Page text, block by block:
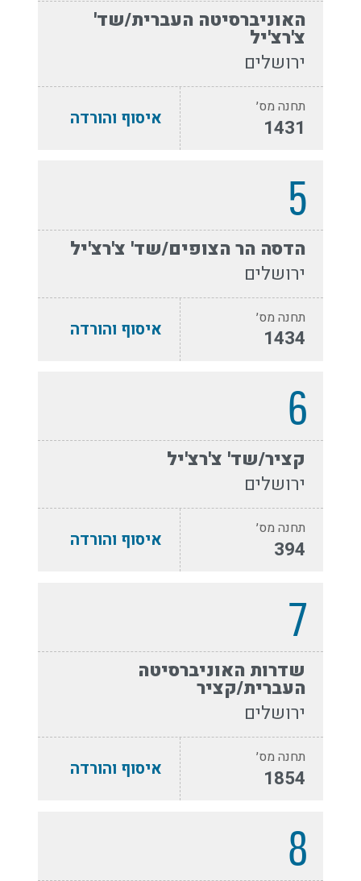
האוניברסיטה העברית/שד'
צ'רצ'יל
ירושלים
תחנה מס׳
1431 איסוף והורדה
5
הדסה הר הצופים/שד' צ'רצ'יל
ירושלים
תחנה מס׳
1434 איסוף והורדה
6
קציר/שד' צ'רצ'יל
ירושלים
תחנה מס׳
394 איסוף והורדה
7
שדרות האוניברסיטה
העברית/קציר
ירושלים
תחנה מס׳
1854 איסוף והורדה
8